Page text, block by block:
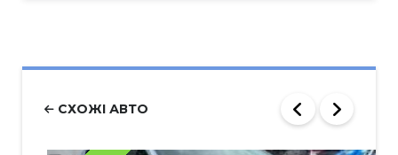
СХОЖІ АВТО